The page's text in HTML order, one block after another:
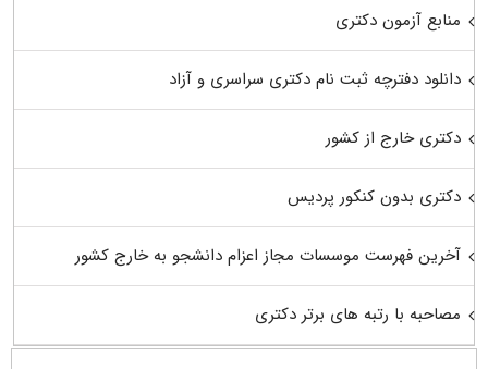
منابع آزمون دکتری
دانلود دفترچه ثبت نام دکتری سراسری و آزاد
دکتری خارج از کشور
دکتری بدون کنکور پردیس
آخرین فهرست موسسات مجاز اعزام دانشجو به خارج کشور
مصاحبه با رتبه های برتر دکتری